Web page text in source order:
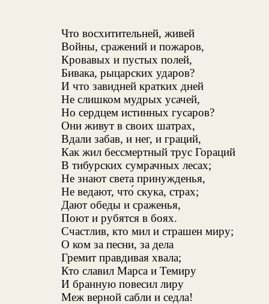
Что восхитительней, живей
Войны, сражений и пожаров,
Кровавых и пустых полей,
Бивака, рыцарских ударов?
И что завидней кратких дней
Не слишком мудрых усачей,
Но сердцем истинных гусаров?
Они живут в своих шатрах,
Вдали забав, и нег, и граций,
Как жил бессмертный трус Гораций
В тибурских сумрачных лесах;
Не знают света принужденья,
Не ведают, что́ скука, страх;
Дают обеды и сраженья,
Поют и рубятся в боях.
Счастлив, кто мил и страшен миру;
О ком за песни, за дела
Гремит правдивая хвала;
Кто славил Марса и Темиру
И бранную повесил лиру
Меж верной сабли и седла!